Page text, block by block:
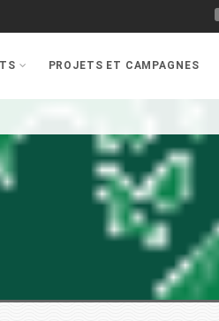
PROJETS ET CAMPAGNES